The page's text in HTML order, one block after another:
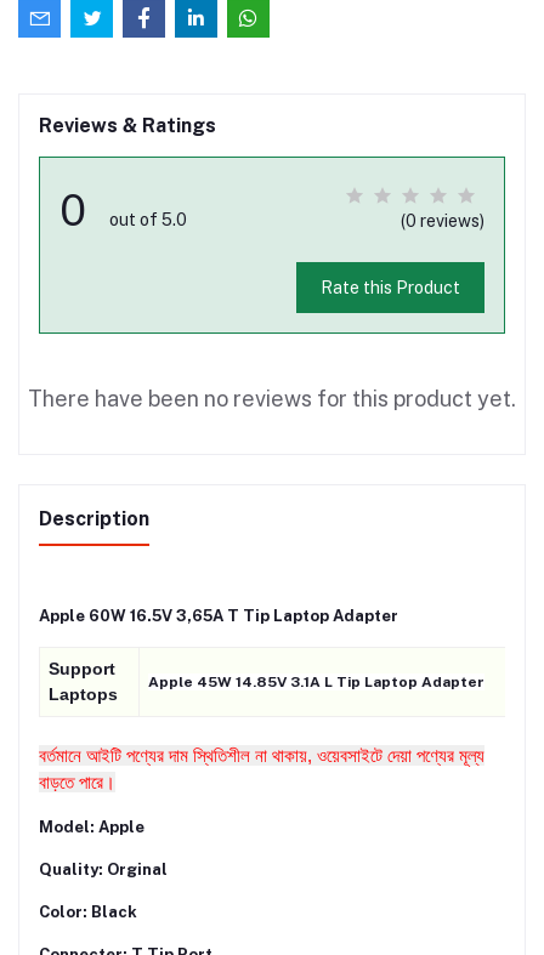
Reviews & Ratings
0 out of 5.0 (0 reviews)
Rate this Product
There have been no reviews for this product yet.
Description
Apple 60W 16.5V 3,65A T Tip Laptop Adapter
Support
Laptops
Apple 45W 14.85V 3.1A L Tip Laptop Adapter
বর্তমানে আইটি পণ্যের দাম স্থিতিশীল না থাকায়, ওয়েবসাইটে দেয়া পণ্যের মূল্য
বাড়তে পারে।
Model: Apple
Quality: Orginal
Color: Black